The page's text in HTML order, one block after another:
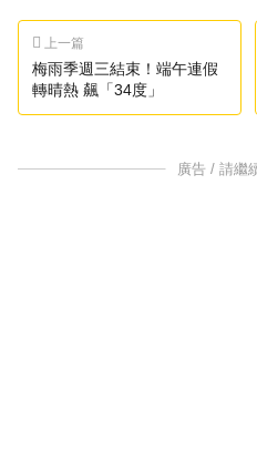
上一篇
梅雨季週三結束！端午連假
轉晴熱 飆「34度」
廣告 / 請繼